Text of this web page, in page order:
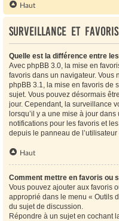
Haut
Surveillance et favoris
Quelle est la différence entre
Avec phpBB 3.0, la mise en
favoris dans un navigateur. Vous
phpBB 3.1, la mise en favoris de
sujet. Vous pouvez désormais
jour. Cependant, la surveillance
lorsqu’il y a une mise à jour
notifications pour les favoris et
depuis le panneau de
Haut
Comment mettre en favoris ou
Vous pouvez ajouter aux favoris
approprié dans le menu « Outils
du sujet de discussion.
Répondre à un sujet en cochant